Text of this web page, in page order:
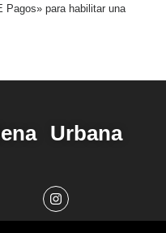
Pagos» para habilitar una
Urbana